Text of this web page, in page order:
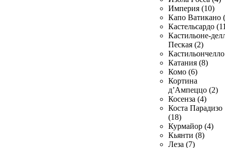
Империя (10)
Капо Ватикано
Кастельсардо
Кастильоне-
Пеская (2)
Катания (8)
Комо (6)
Кортина
д’Ампеццо (2)
Косенза (4)
Коста Парадизо
(18)
Курмайор (4)
Кьянти (8)
Леза (7)